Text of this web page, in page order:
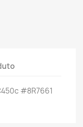
#8R7661